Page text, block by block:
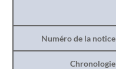
Numéro de la notice
Chronologie